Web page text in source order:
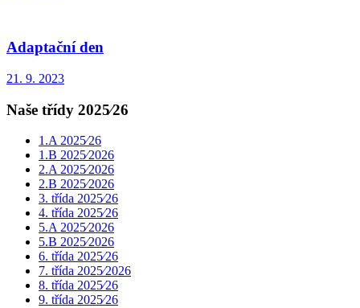
Adaptační den
21. 9. 2023
Naše třídy 2025⁄26
1.A 2025⁄26
1.B 2025⁄2026
2.A 2025⁄2026
2.B 2025⁄2026
3. třída 2025⁄26
4. třída 2025⁄26
5.A 2025⁄2026
5.B 2025⁄2026
6. třída 2025⁄26
7. třída 2025⁄2026
8. třída 2025⁄26
9. třída 2025⁄26